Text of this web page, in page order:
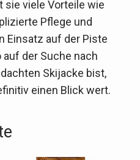
viele Vorteile wie
Pflege und
Einsatz auf der Piste
der Suche nach
Skijacke bist,
einen Blick wert.